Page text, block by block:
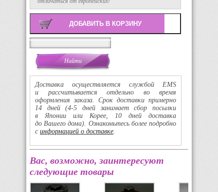
Поиск
Доставка осуществляется службой EMS
и рассчитывается отдельно во время
оформления заказа. Срок доставки примерно
14 дней(4-5 дней занимает сбор посылки
в Японии или Корее, 10 дней доставка
до Вашего дома). Ознакомьтесь более подробно
с информацией о доставке.
Вас, возможно, заинтересуют
следующие товары